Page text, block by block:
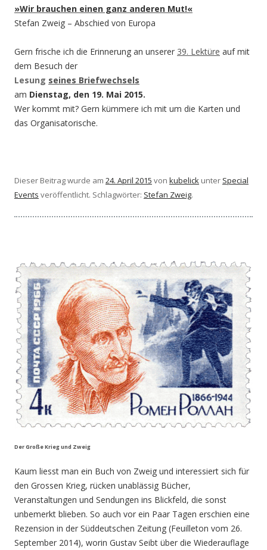
»Wir brauchen einen ganz anderen Mut!«
Stefan Zweig – Abschied von Europa
Gern frische ich die Erinnerung an unserer 39. Lektüre auf mit
dem Besuch der
Lesung seines Briefwechsels
am Dienstag, den 19. Mai 2015.
Wer kommt mit? Gern kümmere ich mit um die Karten und
das Organisatorische.
Dieser Beitrag wurde am 24. April 2015 von kubelick unter Special
Events veröffentlicht. Schlagwörter: Stefan Zweig.
Der Große Krieg und Zweig
Kaum liesst man ein Buch von Zweig und interessiert sich für
den Grossen Krieg, rücken unablässig Bücher,
Veranstaltungen und Sendungen ins Blickfeld, die sonst
unbemerkt blieben. So auch vor ein Paar Tagen erschien eine
Rezension in der Süddeutschen Zeitung (Feuilleton vom 26.
September 2014), worin Gustav Seibt über die Wiederauflage